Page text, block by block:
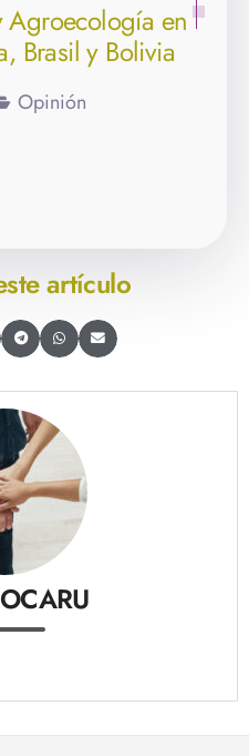
Agroecología en
Brasil y Bolivia
Opinión
artículo